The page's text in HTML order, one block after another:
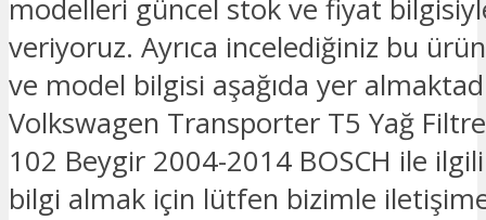
modelleri güncel stok ve fiyat
veriyoruz. Ayrıca incelediğiniz bu
ve model bilgisi aşağıda yer
Volkswagen Transporter T5 Yağ
102 Beygir 2004-2014 BOSCH ile
bilgi almak için lütfen bizimle